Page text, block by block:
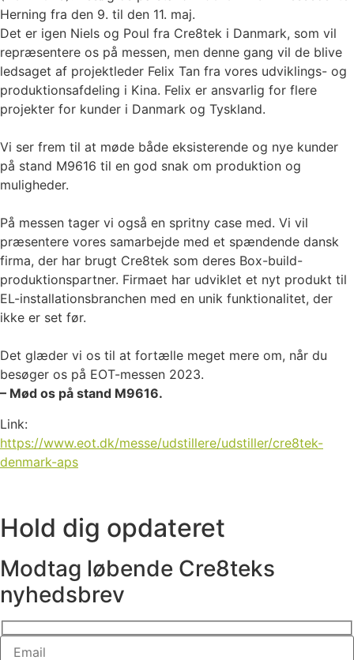
Herning fra den 9. til den 11. maj.
Det er igen Niels og Poul fra Cre8tek i Danmark, som vil
repræsentere os på messen, men denne gang vil de blive
ledsaget af projektleder Felix Tan fra vores udviklings- og
produktionsafdeling i Kina. Felix er ansvarlig for flere
projekter for kunder i Danmark og Tyskland.
Vi ser frem til at møde både eksisterende og nye kunder
på stand M9616 til en god snak om produktion og
muligheder.
På messen tager vi også en spritny case med. Vi vil
præsentere vores samarbejde med et spændende dansk
firma, der har brugt Cre8tek som deres Box-build-
produktionspartner. Firmaet har udviklet et nyt produkt til
EL-installationsbranchen med en unik funktionalitet, der
ikke er set før.
Det glæder vi os til at fortælle meget mere om, når du
besøger os på EOT-messen 2023.
– Mød os på stand M9616.
Link:
https://www.eot.dk/messe/udstillere/udstiller/cre8tek-
denmark-aps
Hold dig opdateret
Modtag løbende Cre8teks
nyhedsbrev